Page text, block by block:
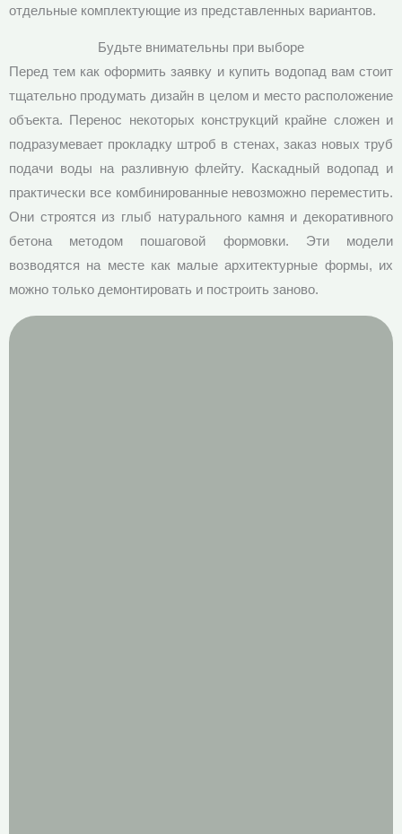
отдельные комплектующие из представленных вариантов.
Будьте внимательны при выборе
Перед тем как оформить заявку и купить водопад вам стоит
тщательно продумать дизайн в целом и место расположение
объекта. Перенос некоторых конструкций крайне сложен и
подразумевает прокладку штроб в стенах, заказ новых труб
подачи воды на разливную флейту. Каскадный водопад и
практически все комбинированные невозможно переместить.
Они строятся из глыб натурального камня и декоративного
бетона методом пошаговой формовки. Эти модели
возводятся на месте как малые архитектурные формы, их
можно только демонтировать и построить заново.